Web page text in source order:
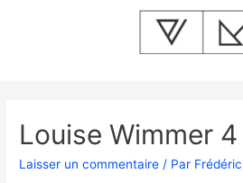
Louise Wimmer 4
Laisser un commentaire / Par